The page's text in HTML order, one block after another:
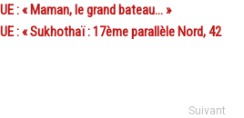
: « Maman, le grand bateau… »
: « Sukhothaï : 17ème parallèle Nord, 42
Suivant